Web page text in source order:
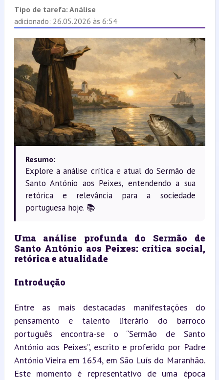
Tipo de tarefa: Análise
adicionado: 26.05.2026 às 6:54
Resumo:
Explore a análise crítica e atual do Sermão de
Santo António aos Peixes, entendendo a sua
retórica e relevância para a sociedade
portuguesa hoje. 📚
Uma análise profunda do Sermão de
Santo António aos Peixes: crítica social,
retórica e atualidade
Introdução
Entre as mais destacadas manifestações do
pensamento e talento literário do barroco
português encontra-se o “Sermão de Santo
António aos Peixes”, escrito e proferido por Padre
António Vieira em 1654, em São Luís do Maranhão.
Este momento é representativo de uma época